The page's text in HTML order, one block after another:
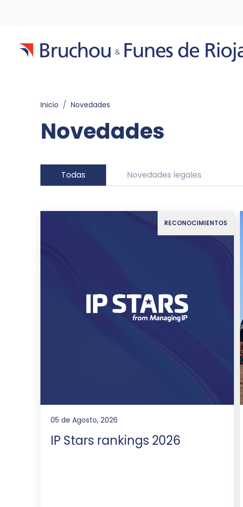
Inicio Novedades
Novedades
Todas Novedades legales
RECONOCIMIENTOS
05 de Agosto, 2026
IP Stars rankings 2026